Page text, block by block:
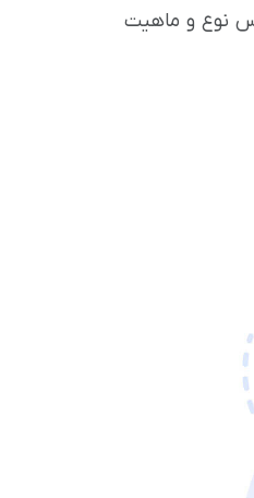
نوع و ماهیت